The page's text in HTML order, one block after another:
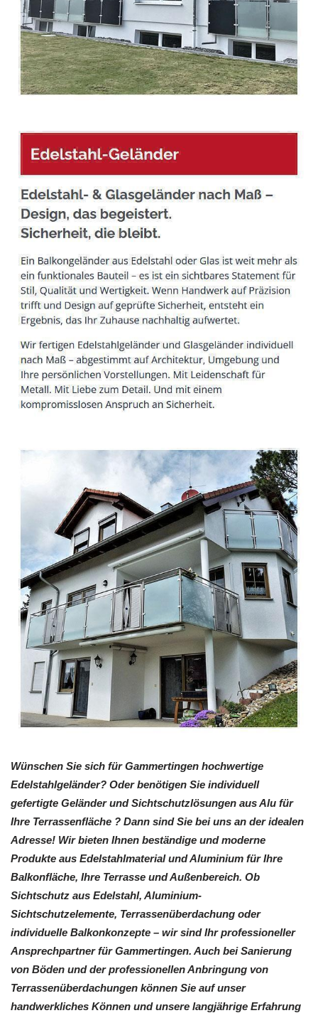
Wünschen Sie sich für Gammertingen hochwertige
Edelstahlgeländer? Oder benötigen Sie individuell
gefertigte Geländer und Sichtschutzlösungen aus Alu für
Ihre Terrassenfläche ? Dann sind Sie bei uns an der idealen
Adresse! Wir bieten Ihnen beständige und moderne
Produkte aus Edelstahlmaterial und Aluminium für Ihre
Balkonfläche, Ihre Terrasse und Außenbereich. Ob
Sichtschutz aus Edelstahl, Aluminium-
Sichtschutzelemente, Terrassenüberdachung oder
individuelle Balkonkonzepte – wir sind Ihr professioneller
Ansprechpartner für Gammertingen. Auch bei Sanierung
von Böden und der professionellen Anbringung von
Terrassenüberdachungen können Sie auf unser
handwerkliches Können und unsere langjährige Erfahrung